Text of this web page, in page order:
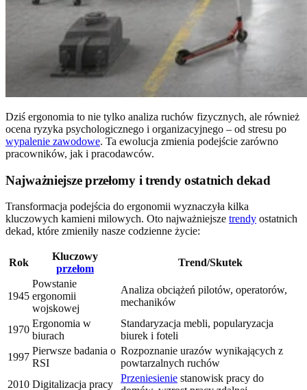
Dziś ergonomia to nie tylko analiza ruchów fizycznych, ale również
ocena ryzyka psychologicznego i organizacyjnego – od stresu po
wypalenie zawodowe. Ta ewolucja zmienia podejście zarówno
pracowników, jak i pracodawców.
Najważniejsze przełomy i trendy ostatnich dekad
Transformacja podejścia do ergonomii wyznaczyła kilka
kluczowych kamieni milowych. Oto najważniejsze trendy ostatnich
dekad, które zmieniły nasze codzienne życie:
Rok
Kluczowy
przełom
Trend/Skutek
1945
Powstanie
ergonomii
wojskowej
Analiza obciążeń pilotów, operatorów,
mechaników
1970
Ergonomia w
biurach
Standaryzacja mebli, popularyzacja
biurek i foteli
1997
Pierwsze badania o
RSI
Rozpoznanie urazów wynikających z
powtarzalnych ruchów
2010 Digitalizacja pracy
Przeniesienie stanowisk pracy do